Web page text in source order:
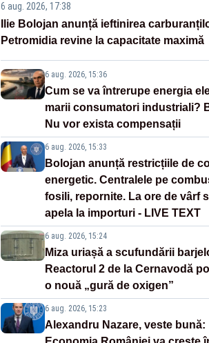
6 aug. 2026, 17:38
Ilie Bolojan anunță ieftinirea
Petromidia revine la capacitate maximă
6 aug. 2026, 15:36
Cum se va întrerupe energia
marii consumatori industriali?
Nu vor exista compensații
6 aug. 2026, 15:33
Bolojan anunță restricțiile de
energetic. Centralele pe
fosili, repornite. La ore de vârf
apela la importuri - LIVE TEXT
6 aug. 2026, 15:24
Miza uriașă a scufundării
Reactorul 2 de la Cernavodă
o nouă „gură de oxigen”
6 aug. 2026, 15:23
Alexandru Nazare, veste bună: